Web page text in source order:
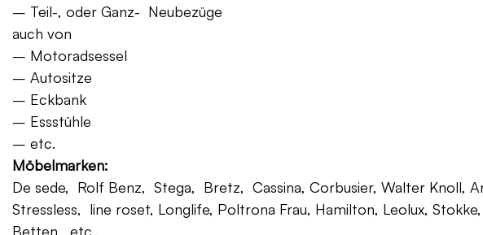
– Teil-, oder Ganz- Neubezüge
auch von
– Motoradsessel
– Autositze
– Eckbank
– Essstühle
– etc.
Möbelmarken:
De sede, Rolf Benz, Stega, Bretz, Cassina, Corbusier, Walter Knoll,
Stressless, line roset, Longlife, Poltrona Frau, Hamilton, Leolux,
Betten, etc..